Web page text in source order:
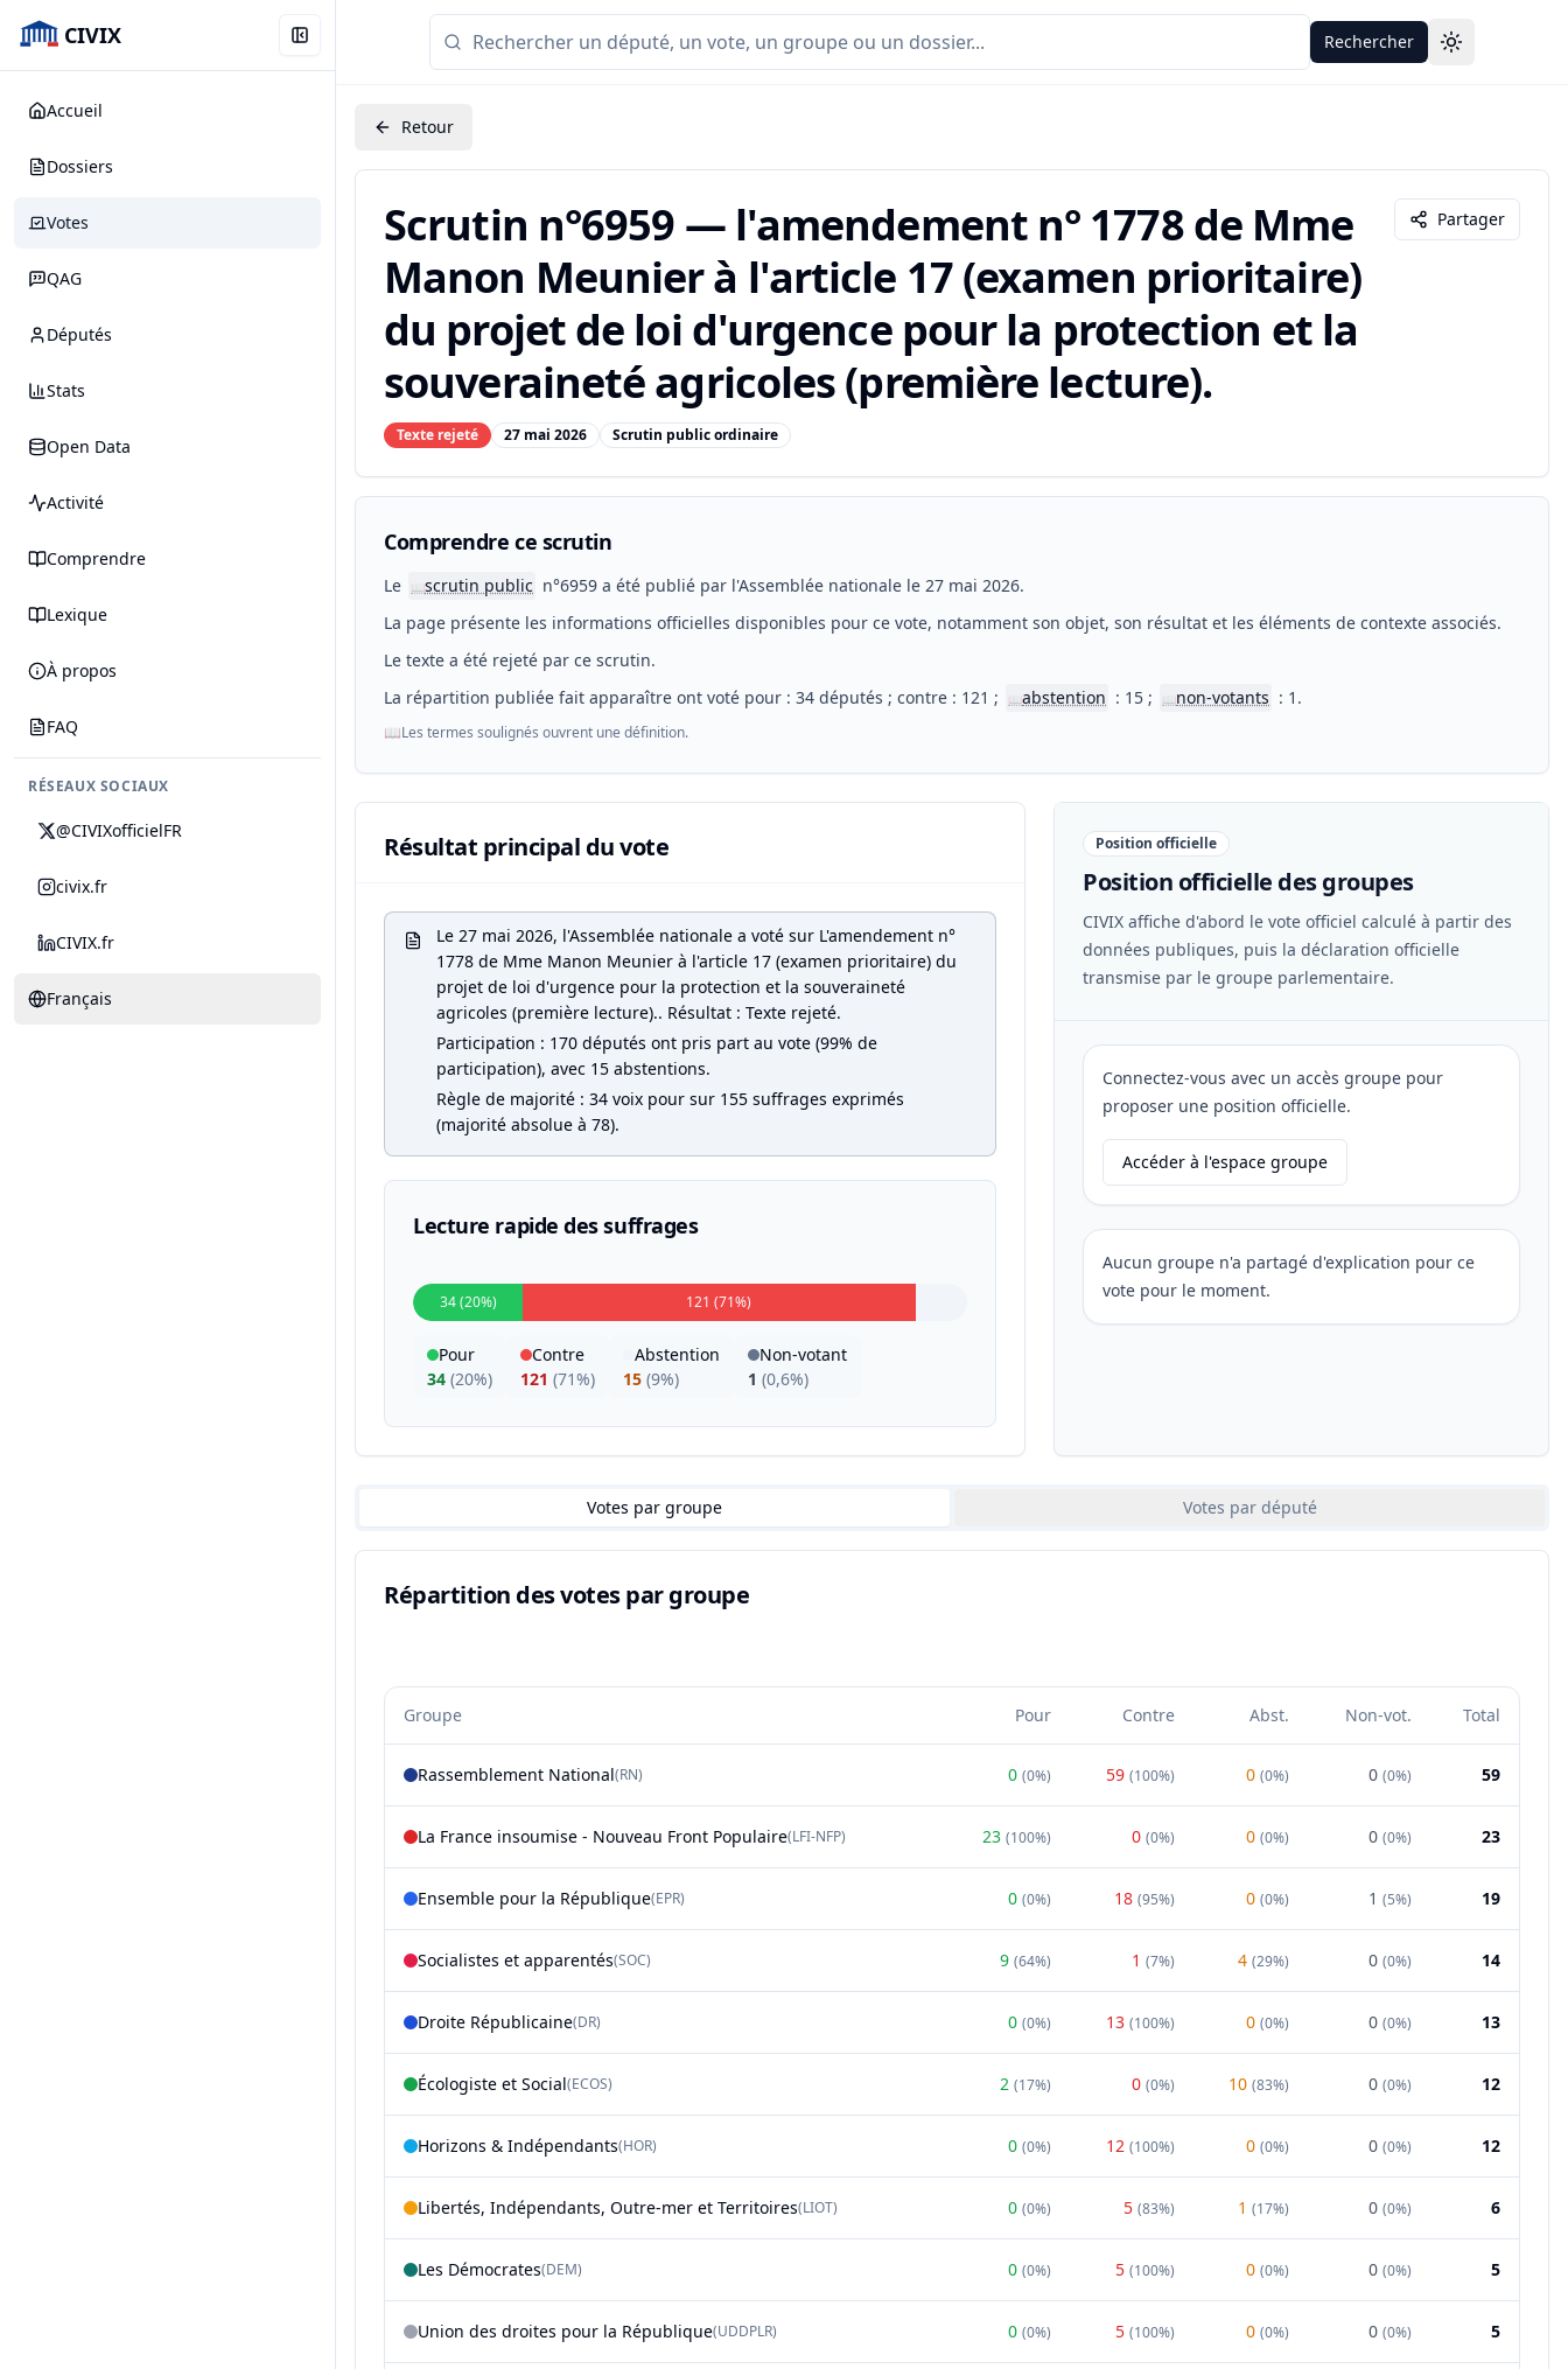
CIVIX
Accueil
Dossiers
Votes
QAG
Députés
Stats
Open Data
Activité
Comprendre
Lexique
À propos
FAQ
RÉSEAUX SOCIAUX
@CIVIXofficielFR
civix.fr
CIVIX.fr
Français
Rechercher Toggle theme
Retour
Scrutin n°6959 — l'amendement n° 1778 de Mme
Manon Meunier à l'article 17 (examen prioritaire)
du projet de loi d'urgence pour la protection et la
souveraineté agricoles (première lecture).
Texte rejeté 27 mai 2026 Scrutin public ordinaire
Partager
Comprendre ce scrutin
Le 📖scrutin public n°6959 a été publié par l'Assemblée nationale le 27 mai 2026.
La page présente les informations officielles disponibles pour ce vote, notamment son objet, son résultat et les éléments de contexte associés.
Le texte a été rejeté par ce scrutin.
La répartition publiée fait apparaître ont voté pour : 34 députés ; contre : 121 ;
📖abstention : 15 ; 📖non-votants : 1.
📖Les termes soulignés ouvrent une définition.
Résultat principal du vote
Le 27 mai 2026, l'Assemblée nationale a voté sur L'amendement n°
1778 de Mme Manon Meunier à l'article 17 (examen prioritaire) du
projet de loi d'urgence pour la protection et la souveraineté
agricoles (première lecture).. Résultat : Texte rejeté.
Participation : 170 députés ont pris part au vote (99% de
participation), avec 15 abstentions.
Règle de majorité : 34 voix pour sur 155 suffrages exprimés
(majorité absolue à 78).
Lecture rapide des suffrages
34 (20%) 121 (71%)
Pour
34 (20%)
Contre
121 (71%)
Abstention
15 (9%)
Non-votant
1 (0,6%)
Position officielle
Position officielle des groupes
CIVIX affiche d'abord le vote officiel calculé à partir des
données publiques, puis la déclaration officielle
transmise par le groupe parlementaire.
Connectez-vous avec un accès groupe pour
proposer une position officielle.
Accéder à l'espace groupe
Aucun groupe n'a partagé d'explication pour ce
vote pour le moment.
Votes par groupe Votes par député
Répartition des votes par groupe
Groupe Pour Contre Abst. Non-vot. Total
Rassemblement National(RN) 0 (0%) 59 (100%) 0 (0%) 0 (0%) 59
La France insoumise - Nouveau Front Populaire(LFI-NFP) 23 (100%) 0 (0%) 0 (0%) 0 (0%) 23
Ensemble pour la République(EPR) 0 (0%) 18 (95%) 0 (0%) 1 (5%) 19
Socialistes et apparentés(SOC) 9 (64%) 1 (7%) 4 (29%) 0 (0%) 14
Droite Républicaine(DR) 0 (0%) 13 (100%) 0 (0%) 0 (0%) 13
Écologiste et Social(ECOS) 2 (17%) 0 (0%) 10 (83%) 0 (0%) 12
Horizons & Indépendants(HOR) 0 (0%) 12 (100%) 0 (0%) 0 (0%) 12
Libertés, Indépendants, Outre-mer et Territoires(LIOT) 0 (0%) 5 (83%) 1 (17%) 0 (0%) 6
Les Démocrates(DEM) 0 (0%) 5 (100%) 0 (0%) 0 (0%) 5
Union des droites pour la République(UDDPLR) 0 (0%) 5 (100%) 0 (0%) 0 (0%) 5